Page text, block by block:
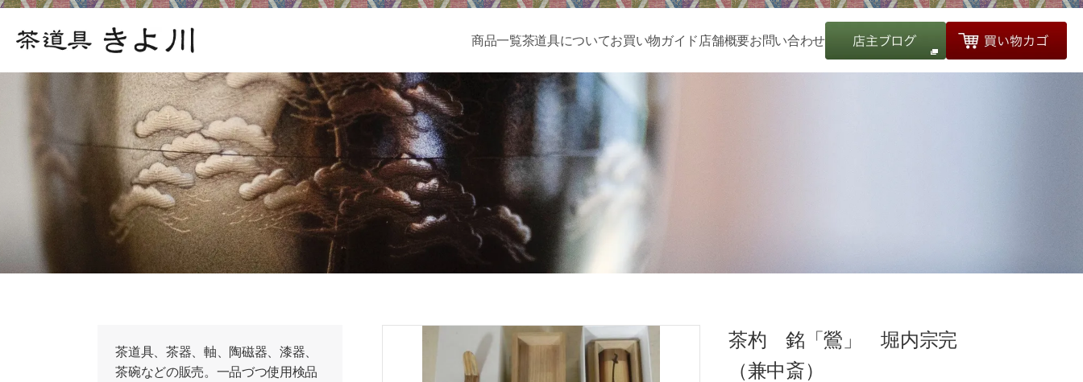
商品一覧茶道具についてお買い物ガイド 店舗概要お問い合わせ
茶杓 銘「鶯」 堀内宗完
（兼中斎）
茶道具、茶器、軸、陶磁器、漆器、
茶碗などの販売。一品づつ使用検品